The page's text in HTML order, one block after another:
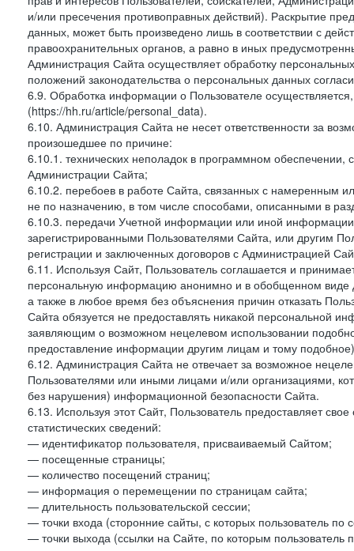
и/или пресечения противоправных действий). Раскрытие
данных, может быть произведено лишь в соответствии с
правоохранительных органов, а равно в иных
Администрация Сайта осуществляет обработку
положений законодательства о персональных данных
6.9. Обработка информации о Пользователе
(https://hh.ru/article/personal_data).
6.10. Администрация Сайта не несет ответственности за
произошедшее по причине:
6.10.1. технических неполадок в программном
Администрации Сайта;
6.10.2. перебоев в работе Сайта, связанных с намеренным
не по назначению, в том числе способами, описанными в
6.10.3. передачи Учетной информации или иной
зарегистрированными Пользователями Сайта, или другим
регистрации и заключенных договоров с Администрацией
6.11. Используя Сайт, Пользователь соглашается и
персональную информацию анонимно и в обобщенном виде
а также в любое время без объяснения причин отказать
Сайта обязуется не предоставлять никакой персональной
заявляющим о возможном нецелевом использовании
предоставление информации другим лицам и тому
6.12. Администрация Сайта не отвечает за возможное
Пользователями или иными лицами и/или организациями,
без нарушения) информационной безопасности Сайта.
6.13. Используя этот Сайт, Пользователь предоставляет
статистических сведений:
— идентификатор пользователя, присваиваемый Сайтом;
— посещенные страницы;
— количество посещений страниц;
— информация о перемещении по страницам сайта;
— длительность пользовательской сессии;
— точки входа (сторонние сайты, с которых пользователь по
— точки выхода (ссылки на Сайте, по которым пользователь